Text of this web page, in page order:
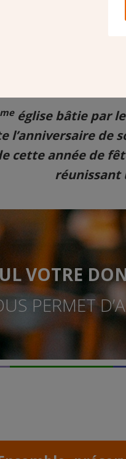
église bâtie par
l’anniversaire de
cette année de
réunissant
VOTRE
PERMET